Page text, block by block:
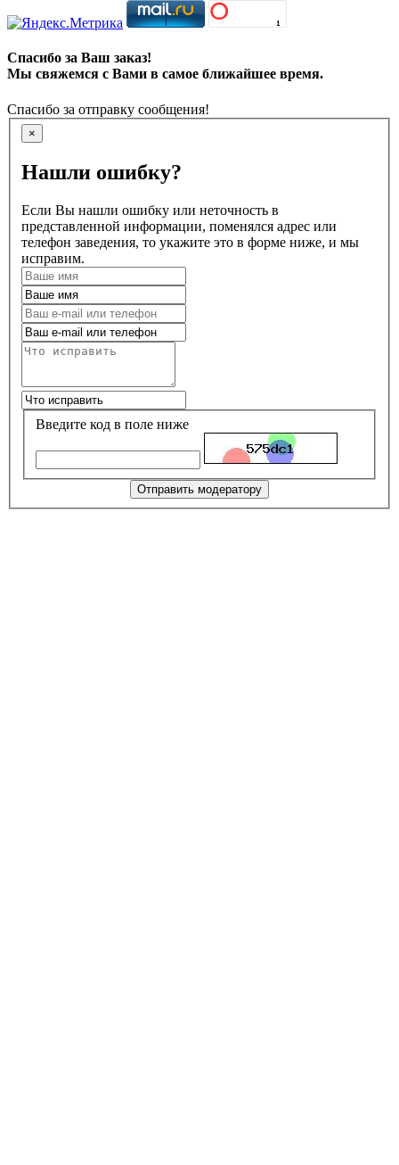
Спасибо за Ваш заказ!
Мы свяжемся с Вами в самое ближайшее время.
Спасибо за отправку сообщения!
×
Нашли ошибку?
Если Вы нашли ошибку или неточность в
представленной информации, поменялся адрес или
телефон заведения, то укажите это в форме ниже, и мы
исправим.
Введите код в поле ниже
Отправить модератору